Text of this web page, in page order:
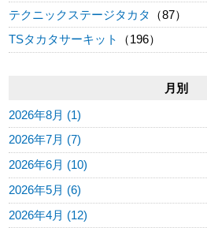
テクニックステージタカタ
（87）
TSタカタサーキット
（196）
月別
2026年8月 (1)
2026年7月 (7)
2026年6月 (10)
2026年5月 (6)
2026年4月 (12)